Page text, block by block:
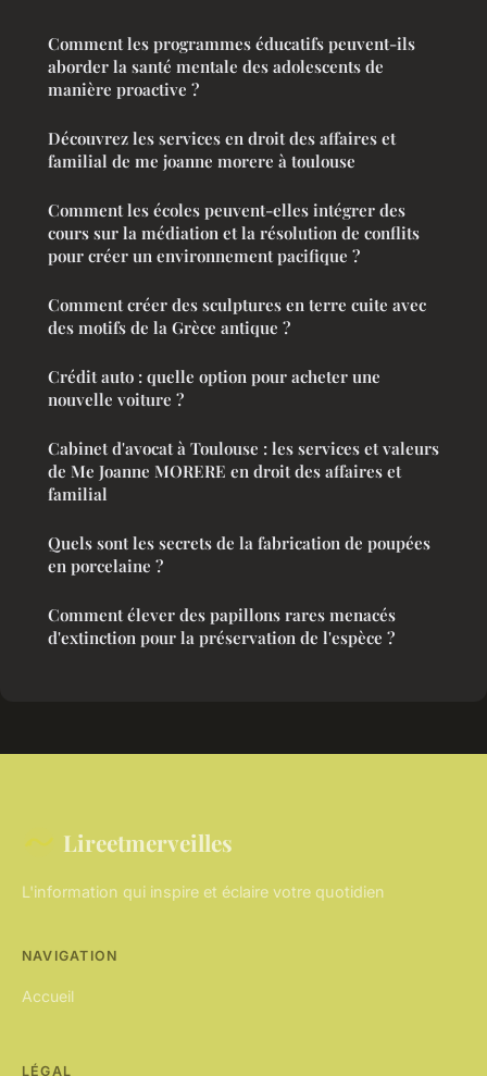
Comment les programmes éducatifs peuvent-ils
aborder la santé mentale des adolescents de
manière proactive ?
Découvrez les services en droit des affaires et
familial de me joanne morere à toulouse
Comment les écoles peuvent-elles intégrer des
cours sur la médiation et la résolution de conflits
pour créer un environnement pacifique ?
Comment créer des sculptures en terre cuite avec
des motifs de la Grèce antique ?
Crédit auto : quelle option pour acheter une
nouvelle voiture ?
Cabinet d'avocat à Toulouse : les services et valeurs
de Me Joanne MORERE en droit des affaires et
familial
Quels sont les secrets de la fabrication de poupées
en porcelaine ?
Comment élever des papillons rares menacés
d'extinction pour la préservation de l'espèce ?
Lireetmerveilles
L'information qui inspire et éclaire votre quotidien
NAVIGATION
Accueil
LÉGAL